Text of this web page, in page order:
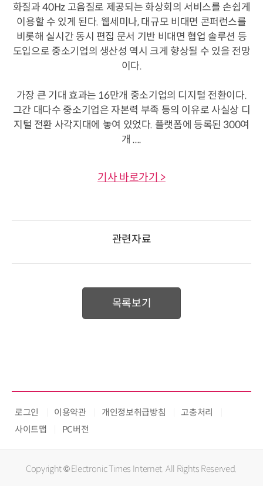
화질과 40Hz 고음질로 제공되는 화상회의 서비스를 손쉽게
이용할 수 있게 된다. 웹세미나, 대규모 비대면 콘퍼런스를
비롯해 실시간 동시 편집 문서 기반 비대면 협업 솔루션 등
도입으로 중소기업의 생산성 역시 크게 향상될 수 있을 전망
이다.
가장 큰 기대 효과는 16만개 중소기업의 디지털 전환이다.
그간 대다수 중소기업은 자본력 부족 등의 이유로 사실상 디
지털 전환 사각지대에 놓여 있었다. 플랫폼에 등록된 300여
개 ....
기사 바로가기 >
관련자료
목록보기
로그인 이용약관 개인정보취급방침
고충처리
사이트맵
PC버전
Copyright © Electronic Times Internet. All Rights Reserved.